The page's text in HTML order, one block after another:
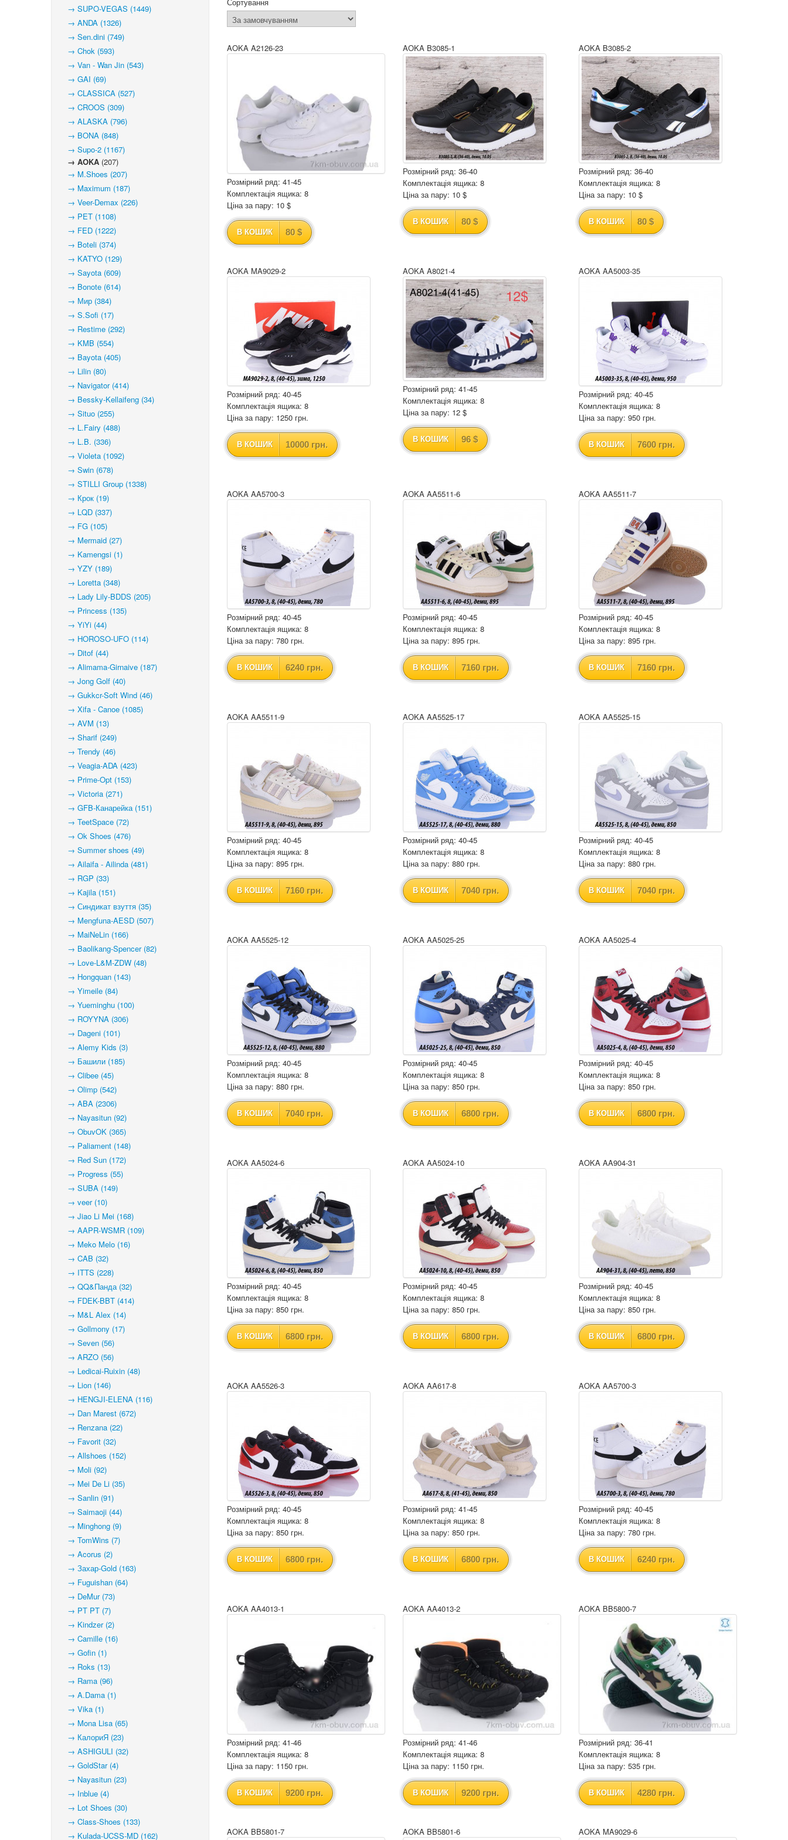
→ SUPO-VEGAS (1449)
→ ANDA (1326)
→ Sen.dini (749)
→ Chok (593)
→ Van - Wan Jin (543)
→ GAI (69)
→ CLASSICA (527)
→ CROOS (309)
→ ALASKA (796)
→ BONA (848)
→ Supo-2 (1167)
→ AOKA (207)
→ M.Shoes (207)
→ Maximum (187)
→ Veer-Demax (226)
→ PET (1108)
→ FED (1222)
→ Boteli (374)
→ KATYO (129)
→ Sayota (609)
→ Bonote (614)
→ Мир (384)
→ S.Sofi (17)
→ Restime (292)
→ KMB (554)
→ Bayota (405)
→ Lilin (80)
→ Navigator (414)
→ Bessky-Kellaifeng (34)
→ Situo (255)
→ L.Fairy (488)
→ L.B. (336)
→ Violeta (1092)
→ Swin (678)
→ STILLI Group (1338)
→ Крок (19)
→ LQD (337)
→ FG (105)
→ Mermaid (27)
→ Kamengsi (1)
→ YZY (189)
→ Loretta (348)
→ Lady Lily-BDDS (205)
→ Princess (135)
→ YiYi (44)
→ HOROSO-UFO (114)
→ Ditof (44)
→ Alimama-Girnaive (187)
→ Jong Golf (40)
→ Gukkcr-Soft Wind (46)
→ Xifa - Canoe (1085)
→ AVM (13)
→ Sharif (249)
→ Trendy (46)
→ Veagia-ADA (423)
→ Prime-Opt (153)
→ Victoria (271)
→ GFB-Канарейка (151)
→ TeetSpace (72)
→ Ok Shoes (476)
→ Summer shoes (49)
→ Ailaifa - Ailinda (481)
→ RGP (33)
→ Kajila (151)
→ Синдикат взуття (35)
→ Mengfuna-AESD (507)
→ MaiNeLin (166)
→ Baolikang-Spencer (82)
→ Love-L&M-ZDW (48)
→ Hongquan (143)
→ Yimeile (84)
→ Yueminghu (100)
→ ROYYNA (306)
→ Dageni (101)
→ Alemy Kids (3)
→ Башили (185)
→ Clibee (45)
→ Olimp (542)
→ ABA (2306)
→ Nayasitun (92)
→ ObuvOK (365)
→ Paliament (148)
→ Red Sun (172)
→ Progress (55)
→ SUBA (149)
→ veer (10)
→ Jiao Li Mei (168)
→ AAPR-WSMR (109)
→ Meko Melo (16)
→ CAB (32)
→ ITTS (228)
→ QQ&Панда (32)
→ FDEK-BBT (414)
→ M&L Alex (14)
→ Gollmony (17)
→ Seven (56)
→ ARZO (56)
→ Ledicai-Ruixin (48)
→ Lion (146)
→ HENGJI-ELENA (116)
→ Dan Marest (672)
→ Renzana (22)
→ Favorit (32)
→ Allshoes (152)
→ Moli (92)
→ Mei De Li (35)
→ Sanlin (91)
→ Saimaoji (44)
→ Minghong (9)
→ TomWins (7)
→ Acorus (2)
→ Захар-Gold (163)
→ Fuguishan (64)
→ DeMur (73)
→ PT PT (7)
→ Kindzer (2)
→ Camille (16)
→ Gofin (1)
→ Roks (13)
→ Rama (96)
→ A.Dama (1)
→ Vika (1)
→ Mona Lisa (65)
→ КалориЯ (23)
→ ASHIGULI (32)
→ GoldStar (4)
→ Nayasitun (23)
→ Inblue (4)
→ Lot Shoes (30)
→ Class-Shoes (133)
→ Kulada-UCSS-MD (162)
AOKA A2126-23
Розмірний ряд: 41-45
Комплектація ящика: 8
Ціна за пару: 10 $
В КОШИК 80 $
AOKA B3085-1
Розмірний ряд: 36-40
Комплектація ящика: 8
Ціна за пару: 10 $
В КОШИК 80 $
AOKA B3085-2
Розмірний ряд: 36-40
Комплектація ящика: 8
Ціна за пару: 10 $
В КОШИК 80 $
AOKA MA9029-2
Розмірний ряд: 40-45
Комплектація ящика: 8
Ціна за пару: 1250 грн.
В КОШИК 10000 грн.
AOKA A8021-4
Розмірний ряд: 41-45
Комплектація ящика: 8
Ціна за пару: 12 $
В КОШИК 96 $
AOKA AA5003-35
Розмірний ряд: 40-45
Комплектація ящика: 8
Ціна за пару: 950 грн.
В КОШИК 7600 грн.
AOKA AA5700-3
Розмірний ряд: 40-45
Комплектація ящика: 8
Ціна за пару: 780 грн.
В КОШИК 6240 грн.
AOKA AA5511-6
Розмірний ряд: 40-45
Комплектація ящика: 8
Ціна за пару: 895 грн.
В КОШИК 7160 грн.
AOKA AA5511-7
Розмірний ряд: 40-45
Комплектація ящика: 8
Ціна за пару: 895 грн.
В КОШИК 7160 грн.
AOKA AA5511-9
Розмірний ряд: 40-45
Комплектація ящика: 8
Ціна за пару: 895 грн.
В КОШИК 7160 грн.
AOKA AA5525-17
Розмірний ряд: 40-45
Комплектація ящика: 8
Ціна за пару: 880 грн.
В КОШИК 7040 грн.
AOKA AA5525-15
Розмірний ряд: 40-45
Комплектація ящика: 8
Ціна за пару: 880 грн.
В КОШИК 7040 грн.
AOKA AA5525-12
Розмірний ряд: 40-45
Комплектація ящика: 8
Ціна за пару: 880 грн.
В КОШИК 7040 грн.
AOKA AA5025-25
Розмірний ряд: 40-45
Комплектація ящика: 8
Ціна за пару: 850 грн.
В КОШИК 6800 грн.
AOKA AA5025-4
Розмірний ряд: 40-45
Комплектація ящика: 8
Ціна за пару: 850 грн.
В КОШИК 6800 грн.
AOKA AA5024-6
Розмірний ряд: 40-45
Комплектація ящика: 8
Ціна за пару: 850 грн.
В КОШИК 6800 грн.
AOKA AA5024-10
Розмірний ряд: 40-45
Комплектація ящика: 8
Ціна за пару: 850 грн.
В КОШИК 6800 грн.
AOKA AA904-31
Розмірний ряд: 40-45
Комплектація ящика: 8
Ціна за пару: 850 грн.
В КОШИК 6800 грн.
AOKA AA5526-3
Розмірний ряд: 40-45
Комплектація ящика: 8
Ціна за пару: 850 грн.
В КОШИК 6800 грн.
AOKA AA617-8
Розмірний ряд: 41-45
Комплектація ящика: 8
Ціна за пару: 850 грн.
В КОШИК 6800 грн.
AOKA AA5700-3
Розмірний ряд: 40-45
Комплектація ящика: 8
Ціна за пару: 780 грн.
В КОШИК 6240 грн.
AOKA AA4013-1
Розмірний ряд: 41-46
Комплектація ящика: 8
Ціна за пару: 1150 грн.
В КОШИК 9200 грн.
AOKA AA4013-2
Розмірний ряд: 41-46
Комплектація ящика: 8
Ціна за пару: 1150 грн.
В КОШИК 9200 грн.
AOKA BB5800-7
Розмірний ряд: 36-41
Комплектація ящика: 8
Ціна за пару: 535 грн.
В КОШИК 4280 грн.
AOKA BB5801-7 AOKA BB5801-6 AOKA MA9029-6